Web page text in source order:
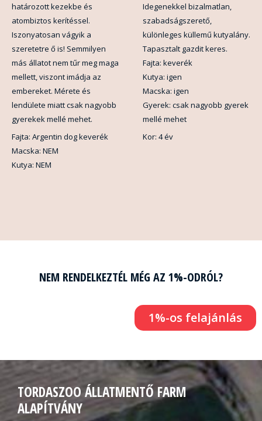
határozott kezekbe és
atombiztos kerítéssel.
Iszonyatosan vágyik a
szeretetre ő is! Semmilyen
más állatot nem tűr meg maga
mellett, viszont imádja az
embereket. Mérete és
lendülete miatt csak nagyobb
gyerekek mellé mehet.
Fajta: Argentin dog keverék
Macska: NEM
Kutya: NEM
Idegenekkel bizalmatlan,
szabadságszerető,
különleges küllemű kutyalány.
Tapasztalt gazdit keres.
Fajta: keverék
Kutya: igen
Macska: igen
Gyerek: csak nagyobb gyerek
mellé mehet
Kor: 4 év
NEM RENDELKEZTÉL MÉG AZ 1%-ODRÓL?
1%-os felajánlás
TORDASZOO ÁLLATMENTŐ FARM
ALAPÍTVÁNY